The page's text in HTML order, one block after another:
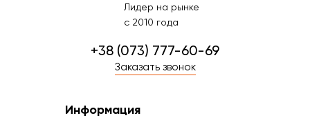
Лидер на рынке
с 2010 года
+38 (073) 777-60-69
Заказать звонок
Информация